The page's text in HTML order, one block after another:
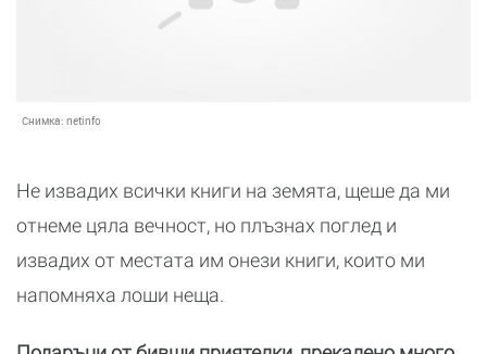
Снимка: netinfo
Не извадих всички книги на земята, щеше да ми
отнеме цяла вечност, но плъзнах поглед и
извадих от местата им онези книги, които ми
напомняха лоши неща.